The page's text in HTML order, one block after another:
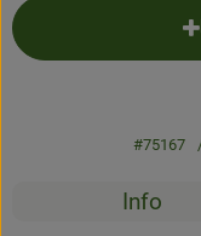
#75167
Info